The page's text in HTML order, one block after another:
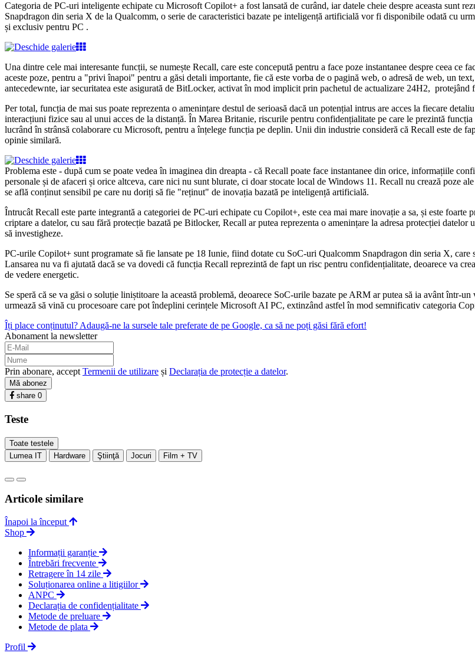
Categoria de PC-uri inteligente echipate cu Microsoft Copilot+ a fost lansată de curând, iar datele cheie despre aceasta sunt
Snapdragon din seria X de la Qualcomm, o serie de caracteristici bazate pe inteligență artificială vor fi disponibile odată cu
și exclusiv pentru PC .
Una dintre cele mai interesante funcții, se numește Recall, care este concepută pentru a face poze instantanee despre ceea
aceste poze, pentru a "privi înapoi" pentru a găsi detali importante, fie că este vorba de o pagină web, o adresă de web, un
antecedewnte, iar securitatea este asigurată de BitLocker, activat în mod implicit prin pachetul de actualizare 24H2, protejând
Per total, funcția de mai sus poate reprezenta o amenințare destul de serioasă dacă un potențial intrus are acces la fiecare
interacțiuni fizice sau al unui acces de la distanță. În Marea Britanie, riscurile pentru confidențialitate pe care le prezintă
lucrând în strânsă colaborare cu Microsoft, pentru a înțelege funcția pe deplin. Unii din industrie consideră că Recall este de
opinie similară.
Problema este - după cum se poate vedea în imaginea din dreapta - că Recall poate face instantanee din orice, informațiile
personale și de afaceri și orice altceva, care nici nu sunt blurate, ci doar stocate local de Windows 11. Recall nu crează poze
se află conținut sensibil pe care nu doriți să fie "reținut" de inovația bazată pe inteligență artificială.
Întrucât Recall este parte integrantă a categoriei de PC-uri echipate cu Copilot+, este cea mai mare inovație a sa, și este
criptare a datelor, cu sau fără protecție bazată pe Bitlocker, Recall ar putea reprezenta o amenințare la adresa protecției
să investigheze.
PC-urile Copilot+ sunt programate să fie lansate pe 18 Iunie, fiind dotate cu SoC-uri Qualcomm Snapdragon din seria X,
Lansarea nu va fi ajutată dacă se va dovedi că funcția Recall reprezintă de fapt un risc pentru confidențialitate, deoarece va
de vedere energetic.
Se speră că se va găsi o soluție liniștitoare la această problemă, deoarece SoC-urile bazate pe ARM ar putea să ia avânt într-
urmează să vină cu procesoare care pot îndeplini cerințele Microsoft AI PC, extinzând astfel în mod semnificativ categoria
Îți place conținutul? Adaugă-ne la sursele tale preferate de pe Google, ca să ne poți găsi fără efort!
Abonament la newsletter
Prin abonare, accept Termenii de utilizare și Declarația de protecție a datelor.
Mă abonez
share 0
Teste
Toate testele
Lumea IT
Hardware Ştiinţă Jocuri Film + TV
Articole similare
Înapoi la început
Shop
Informații garanție
Întrebări frecvente
Retragere în 14 zile
Soluționarea online a litigiilor
ANPC
Declarația de confidențialitate
Metode de preluare
Metode de plata
Profil